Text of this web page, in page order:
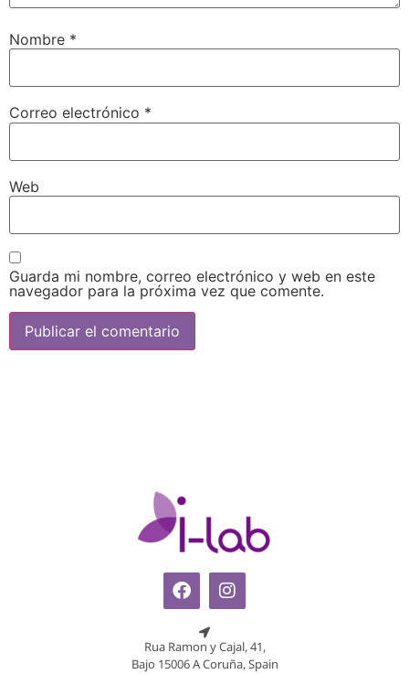
Nombre *
Correo electrónico *
Web
Guarda mi nombre, correo electrónico y web en este
navegador para la próxima vez que comente.
Rua Ramon y Cajal, 41,
Bajo 15006 A Coruña, Spain